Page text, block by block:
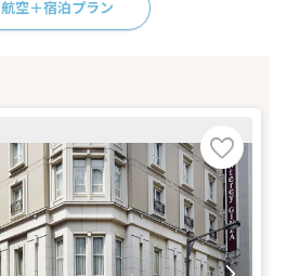
航空＋宿泊プラン